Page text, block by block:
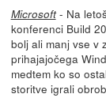
Microsoft- Na
konferenci Build
bolj ali manj vse v
prihajajočega
medtem ko so
storitve igrali